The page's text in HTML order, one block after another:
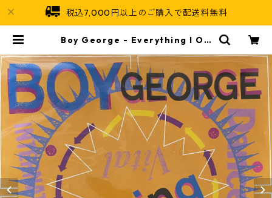
税込7,000円以上のご購入で配送料無料
Boy George - Everything I Ow